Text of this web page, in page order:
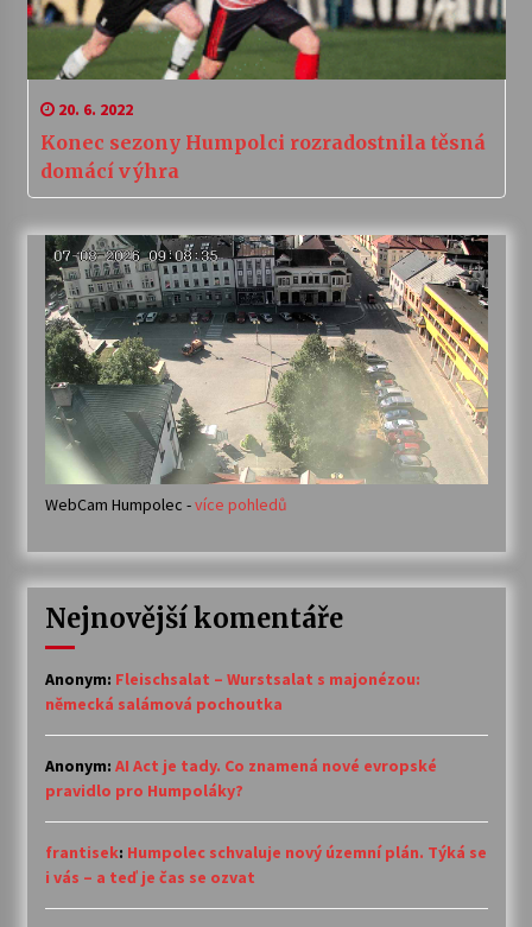
20. 6. 2022
Konec sezony Humpolci rozradostnila těsná
domácí výhra
WebCam Humpolec -více pohledů
Nejnovější komentáře
Anonym: Fleischsalat – Wurstsalat s majonézou:
německá salámová pochoutka
Anonym: AI Act je tady. Co znamená nové evropské
pravidlo pro Humpoláky?
frantisek: Humpolec schvaluje nový územní plán. Týká se
i vás – a teď je čas se ozvat